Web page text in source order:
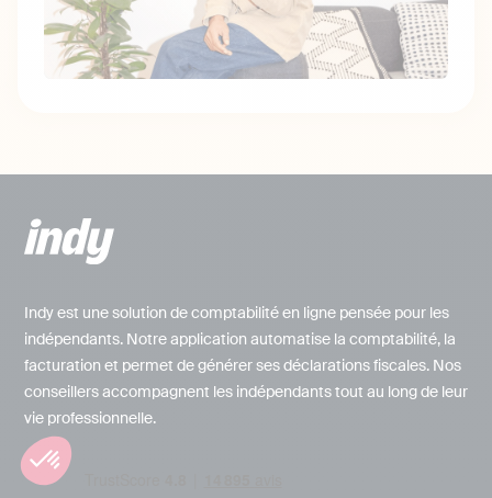
Indy est une solution de comptabilité en ligne pensée pour les
indépendants. Notre application automatise la comptabilité, la
facturation et permet de générer ses déclarations fiscales. Nos
conseillers accompagnent les indépendants tout au long de leur
vie professionnelle.